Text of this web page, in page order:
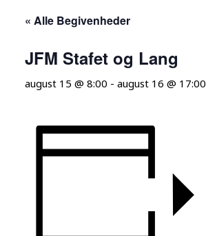
« Alle Begivenheder
JFM Stafet og Lang
august 15 @ 8:00 -august 16 @ 17:00